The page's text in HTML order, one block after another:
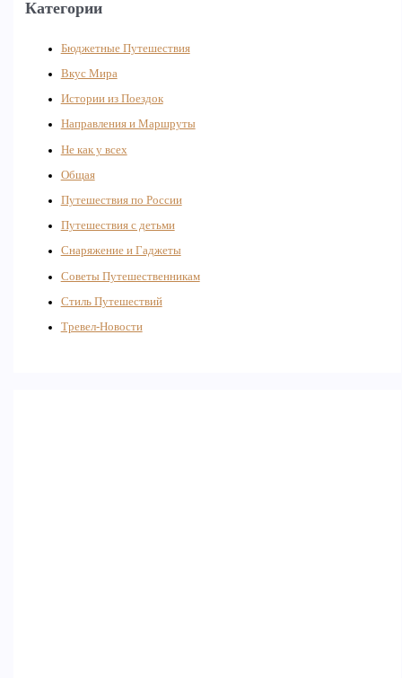
Категории
Бюджетные Путешествия
Вкус Мира
Истории из Поездок
Направления и Маршруты
Не как у всех
Общая
Путешествия по России
Путешествия с детьми
Снаряжение и Гаджеты
Советы Путешественникам
Стиль Путешествий
Тревел-Новости